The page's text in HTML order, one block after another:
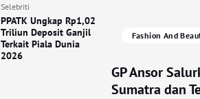
Selebriti
PPATK Ungkap Rp1,02
Triliun Deposit Ganjil
Terkait Piala Dunia
2026
Fashion And
GP Ansor
Sumatra dan